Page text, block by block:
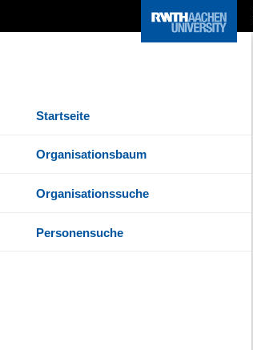
Startseite
Organisationsbaum
Organisationssuche
Personensuche